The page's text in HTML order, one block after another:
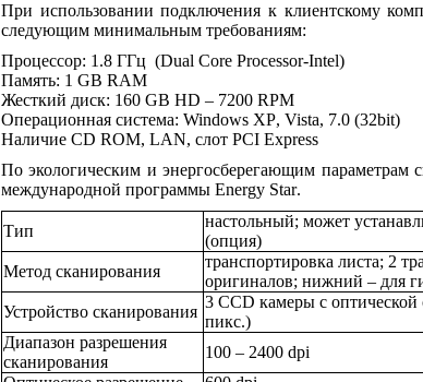
При использовании подключения к клиентскому
следующим минимальным требованиям:
Процессор: 1.8 ГГц (Dual Core Processor-Intel)
Память: 1 GB RAM
Жесткий диск: 160 GB HD – 7200 RPM
Операционная система: Windows XP, Vista, 7.0 (32bit)
Наличие CD ROM, LAN, слот PCI Express
По экологическим и энергосберегающим параметрам
международной программы Energy Star.
Тип
настольный; может
(опция)
Метод сканирования
транспортировка листа; 2
оригиналов; нижний – для
Устройство сканирования
3 CCD камеры с
пикс.)
Диапазон разрешения
сканирования
100 – 2400 dpi